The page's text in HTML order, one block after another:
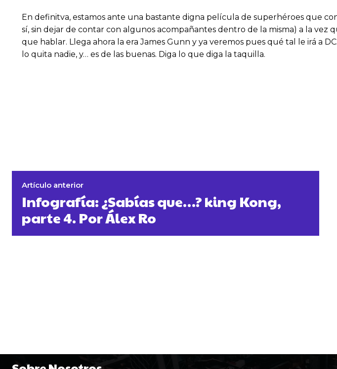
En definitva, estamos ante una bastante digna película de superhéroes que
sí, sin dejar de contar con algunos acompañantes dentro de la misma) a la
que hablar. Llega ahora la era James Gunn y ya veremos pues qué tal le irá a
lo quita nadie, y… es de las buenas. Diga lo que diga la taquilla.
Artículo anterior
Infografía: ¿Sabías que…? king Kong,
parte 4. Por Álex Ro